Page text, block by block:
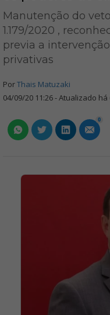
Manutenção do
1.179/2020 ,
previa a
privativas
PorThais Matuzaki
04/09/20 11:26 - Atualizado há
0